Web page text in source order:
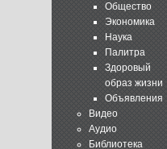
Общество
Экономика
Наука
Палитра
Здоровый
образ жизни
Объявления
Видео
Аудио
Библиотека